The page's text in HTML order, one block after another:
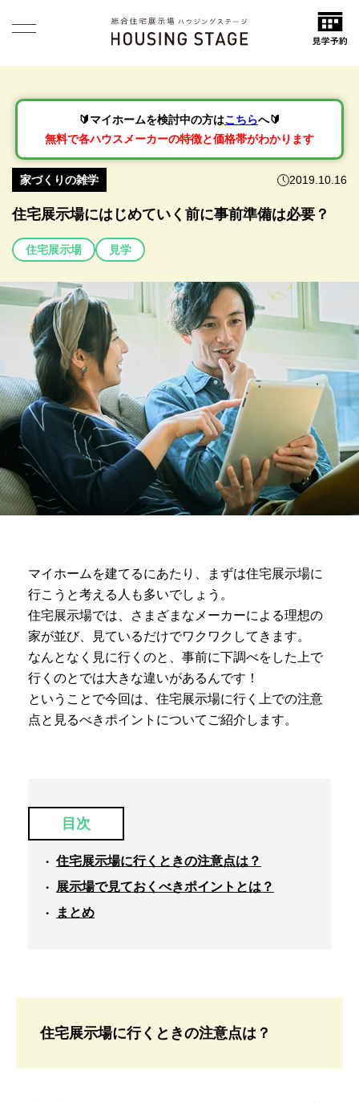
🔰マイホームを検討中の方はこちらへ🔰
無料で各ハウスメーカーの特徴と価格帯がわかります
家づくりの雑学 2019.10.16
住宅展示場にはじめていく前に事前準備は必要？
住宅展示場 見学
マイホームを建てるにあたり、まずは住宅展示場に
行こうと考える人も多いでしょう。
住宅展示場では、さまざまなメーカーによる理想の
家が並び、見ているだけでワクワクしてきます。
なんとなく見に行くのと、事前に下調べをした上で
行くのとでは大きな違いがあるんです！
ということで今回は、住宅展示場に行く上での注意
点と見るべきポイントについてご紹介します。
目次
住宅展示場に行くときの注意点は？
展示場で見ておくべきポイントとは？
まとめ
住宅展示場に行くときの注意点は？